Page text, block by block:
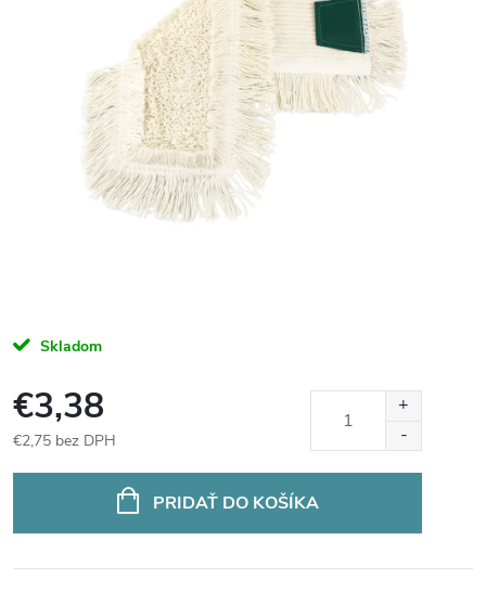
Skladom
€3,38
€2,75 bez DPH
PRIDAŤ DO KOŠÍKA